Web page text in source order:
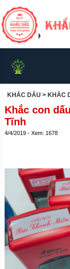
KHẮC DẤU > KHẮC
Khắc con
Tĩnh
4/4/2019 - Xem: 1678